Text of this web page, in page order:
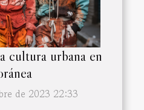
cultura urbana en
de 2023 22:33